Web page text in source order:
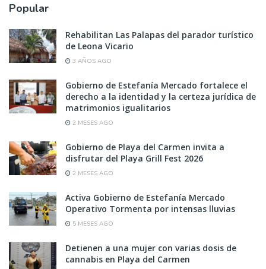
Popular
Rehabilitan Las Palapas del parador turístico
de Leona Vicario
3 AÑOS AGO
Gobierno de Estefanía Mercado fortalece el
derecho a la identidad y la certeza jurídica de
matrimonios igualitarios
2 MESES AGO
Gobierno de Playa del Carmen invita a
disfrutar del Playa Grill Fest 2026
2 MESES AGO
Activa Gobierno de Estefanía Mercado
Operativo Tormenta por intensas lluvias
5 MESES AGO
Detienen a una mujer con varias dosis de
cannabis en Playa del Carmen